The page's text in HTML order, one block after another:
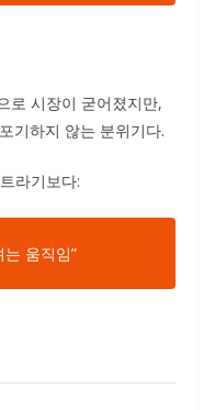
로 시장이 굳어졌지만,
기하지 않는 분위기다.
라기보다:
움직임”